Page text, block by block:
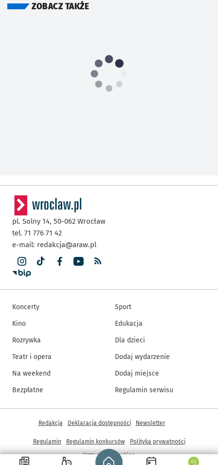
ZOBACZ TAKŻE
Strona główna - wroclaw.pl
pl. Solny 14, 50-062 Wrocław
tel. 71 776 71 42
e-mail: redakcja@araw.pl
Koncerty
Kino
Rozrywka
Teatr i opera
Na weekend
Bezpłatne
Sport
Edukacja
Dla dzieci
Dodaj wydarzenie
Dodaj miejsce
Regulamin serwisu
Inne informacje
Redakcja Deklaracja dostępności Newsletter
Regulamin Regulamin konkursów
Polityka prywatności
Ustawienia cookies